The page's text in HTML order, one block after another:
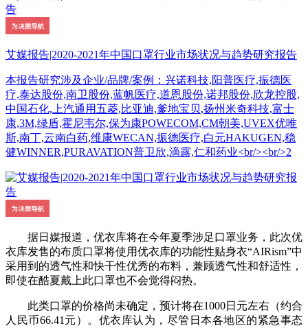
艾媒报告|2020-2021年中国口罩行业市场状况与趋势研究报告
本报告研究涉及企业/品牌/案例：兴诺科技,阳普医疗,振德医
疗,泰达股份,南卫股份,蓝帆医疗,道恩股份,诺邦股份,欣龙控股,
中国石化,上汽通用五菱,比亚迪,爹地宝贝,扬州米奇科技,富士
康,3M,绿盾,霍尼韦尔,保为康POWECOM,CM朝美,UVEX优唯
斯,南丁,云南白药,维康WECAN,振德医疗,白元HAKUGEN,稳
健WINNER,PURAVATION普卫欣,滴露,仁和药业<br/><br/>2
据日媒报道，优衣库将在今年夏季涉足口罩业务，此次优
衣库发售的布质口罩将使用优衣库的功能性贴身衣“AIRism”中
采用到的透气性和快干性优秀的布料，兼顾透气性和舒适性，
即使在酷夏戴上此口罩也不会觉得闷热。
此类口罩的价格尚未确定，预计将在1000日元左右（约合
人民币66.41元）。优衣库认为，尽管日本各地区的紧急事态